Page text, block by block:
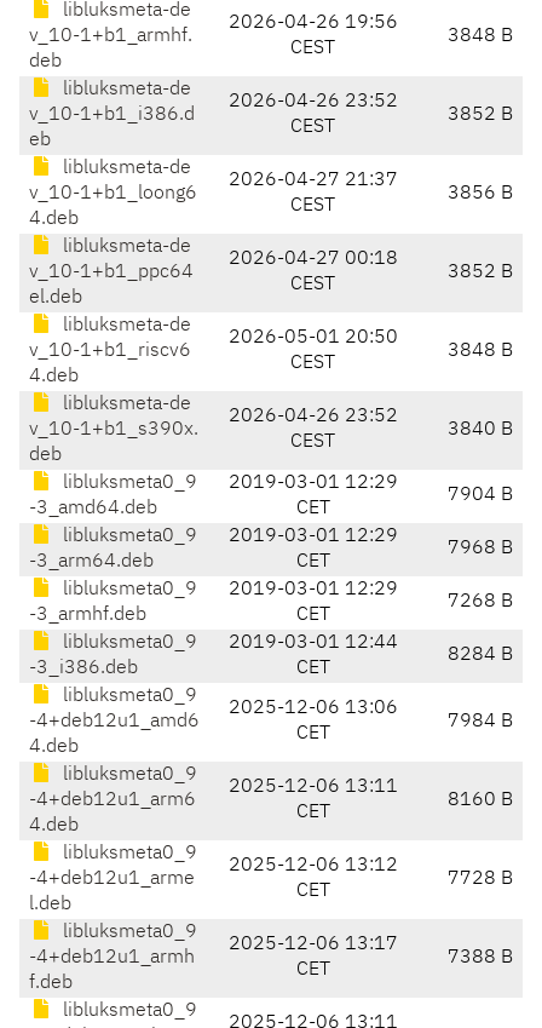
libluksmeta-de
v_10-1+b1_armhf.
deb
2026-04-26 19:56
CEST
3848 B
libluksmeta-de
v_10-1+b1_i386.d
eb
2026-04-26 23:52
CEST
3852 B
libluksmeta-de
v_10-1+b1_loong6
4.deb
2026-04-27 21:37
CEST
3856 B
libluksmeta-de
v_10-1+b1_ppc64
el.deb
2026-04-27 00:18
CEST
3852 B
libluksmeta-de
v_10-1+b1_riscv6
4.deb
2026-05-01 20:50
CEST
3848 B
libluksmeta-de
v_10-1+b1_s390x.
deb
2026-04-26 23:52
CEST
3840 B
libluksmeta0_9
-3_amd64.deb
2019-03-01 12:29
CET
7904 B
libluksmeta0_9
-3_arm64.deb
2019-03-01 12:29
CET
7968 B
libluksmeta0_9
-3_armhf.deb
2019-03-01 12:29
CET
7268 B
libluksmeta0_9
-3_i386.deb
2019-03-01 12:44
CET
8284 B
libluksmeta0_9
-4+deb12u1_amd6
4.deb
2025-12-06 13:06
CET
7984 B
libluksmeta0_9
-4+deb12u1_arm6
4.deb
2025-12-06 13:11
CET
8160 B
libluksmeta0_9
-4+deb12u1_arme
l.deb
2025-12-06 13:12
CET
7728 B
libluksmeta0_9
-4+deb12u1_armh
f.deb
2025-12-06 13:17
CET
7388 B
libluksmeta0_9
2025-12-06 13:11